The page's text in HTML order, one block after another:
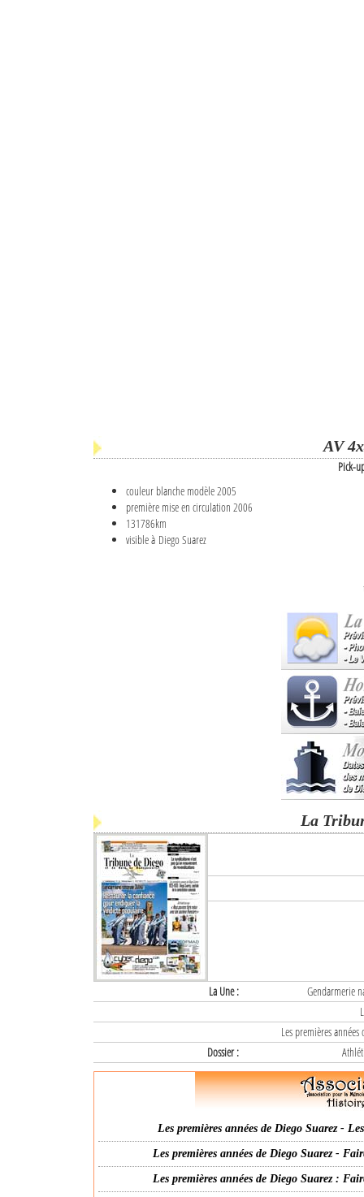
AV
Pick-
couleur blanche modèle 2005
première mise en circulation 2006
131786km
visible à Diego Suarez
La
La Une :
Gendarmerie
Les premières
Dossier :
Les premières années de Diego Suarez -
Les premières années de Diego Suarez -
Les premières années de Diego Suarez :